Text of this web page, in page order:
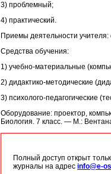
3) проблемный;
4) практический.
Приемы деятельности учителя:
Средства обучения:
1) учебно-материальные
2) дидактико-методические
3) психолого-педагогические
Оборудование: проектор,
Биология. 7 класс. — М.:
Полный доступ открыт
журналы на адрес info@e-